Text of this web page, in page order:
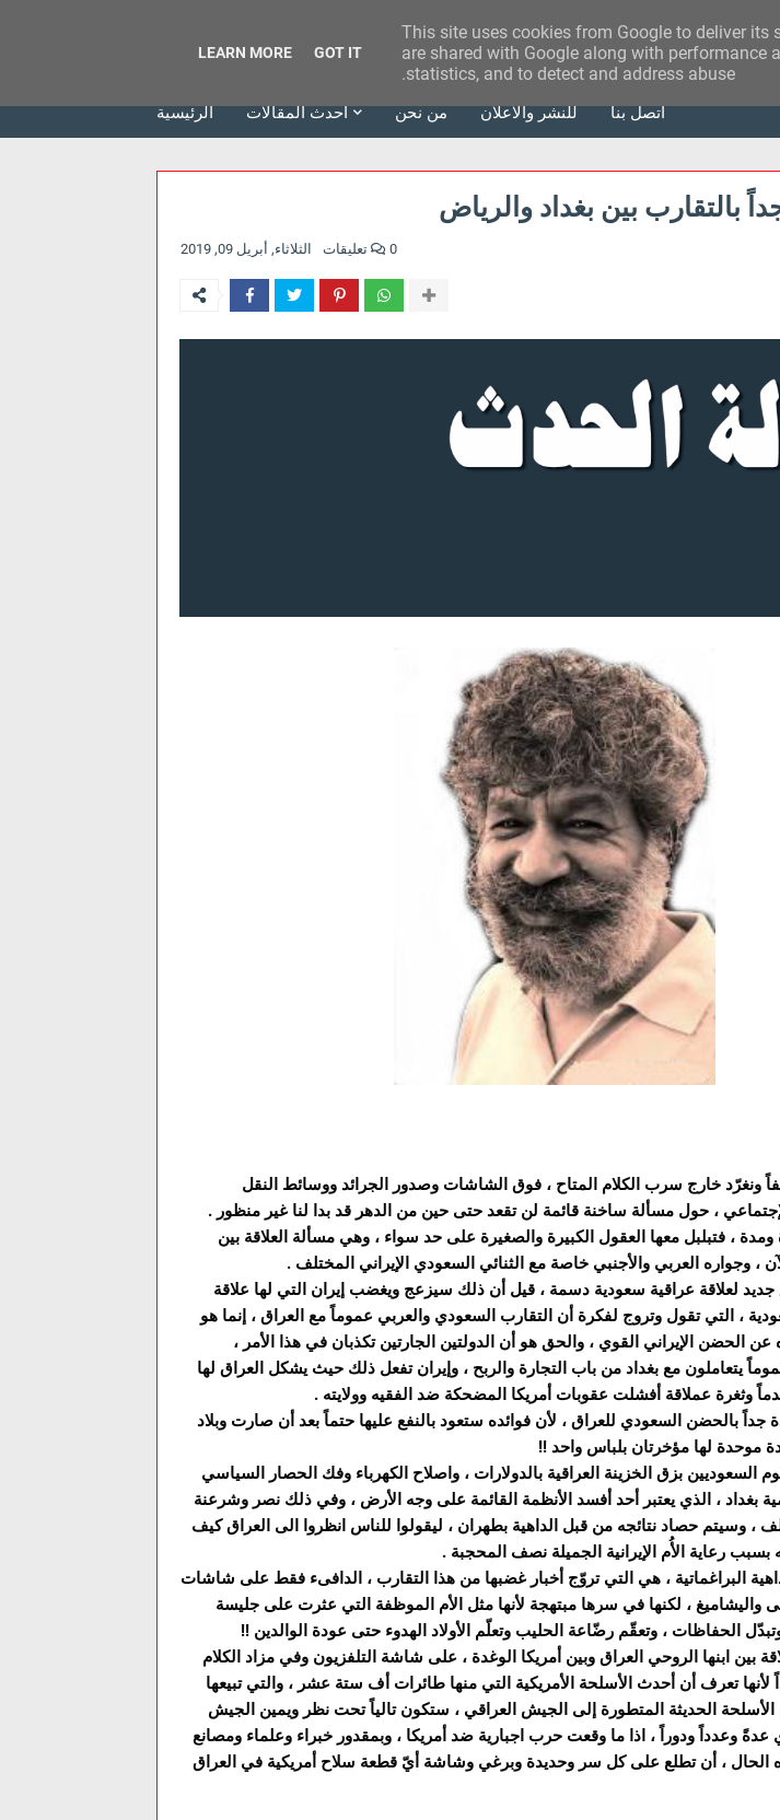
وكالة الحدث للآراء
الرئيسية أحدث المقالات من نحن للنشر والاعلان أتصل بنا
بالتقارب بين بغداد والرياض
الثلاثاء, أبريل 09, 2019 0 تعليقات
ونغرّد خارج سرب الكلام المتاح ، فوق الشاشات وصدور الجرائد ووسائط النقل
، حول مسألة ساخنة قائمة لن تقعد حتى حين من الدهر قد بدا لنا غير منظور .
ومدة ، فتبلبل معها العقول الكبيرة والصغيرة على حد سواء ، وهي مسألة العلاقة بين
، وجواره العربي والأجنبي خاصة مع الثنائي السعودي الإيراني المختلف .
جديد لعلاقة عراقية سعودية دسمة ، قيل أن ذلك سيزعج ويغضب إيران التي لها علاقة
، التي تقول وتروج لفكرة أن التقارب السعودي والعربي عموماً مع العراق ، إنما هو
عن الحضن الإيراني القوي ، والحق هو أن الدولتين الجارتين تكذبان في هذا الأمر ،
يتعاملون مع بغداد من باب التجارة والربح ، وإيران تفعل ذلك حيث يشكل العراق لها
وثغرة عملاقة أفشلت عقوبات أمريكا المضحكة ضد الفقيه وولايته .
جداً بالحضن السعودي للعراق ، لأن فوائده ستعود بالنفع عليها حتماً بعد أن صارت وبلاد
موحدة لها مؤخرتان بلباس واحد !!
السعوديين بزق الخزينة العراقية بالدولارات ، واصلاح الكهرباء وفك الحصار السياسي
بغداد ، الذي يعتبر أحد أفسد الأنظمة القائمة على وجه الأرض ، وفي ذلك نصر وشرعنة
، وسيتم حصاد نتائجه من قبل الداهية بطهران ، ليقولوا للناس انظروا الى العراق كيف
بسبب رعاية الأُم الإيرانية الجميلة نصف المحجبة .
البراغماتية ، هي التي تروّج أخبار غضبها من هذا التقارب ، الدافىء فقط على شاشات
واليشاميغ ، لكنها في سرها مبتهجة لأنها مثل الأم الموظفة التي عثرت على جليسة
الحفاظات ، وتعقّم رضّاعة الحليب وتعلّم الأولاد الهدوء حتى عودة الوالدين !!
بين ابنها الروحي العراق وبين أمريكا الوغدة ، على شاشة التلفزيون وفي مزاد الكلام
لأنها تعرف أن أحدث الأسلحة الأمريكية التي منها طائرات أف ستة عشر ، والتي تبيعها
الحديثة المتطورة إلى الجيش العراقي ، ستكون تالياً تحت نظر ويمين الجيش
عدةً وعدداً ودوراً ، اذا ما وقعت حرب اجبارية ضد أمريكا ، وبمقدور خبراء وعلماء ومصانع
الحال ، أن تطلع على كل سر وحديدة وبرغي وشاشة أيّ قطعة سلاح أمريكية في العراق
This site uses cookies from Google to deliver its
are shared with Google along with performance
statistics, and to detect and address abuse.
LEARN MORE GOT IT